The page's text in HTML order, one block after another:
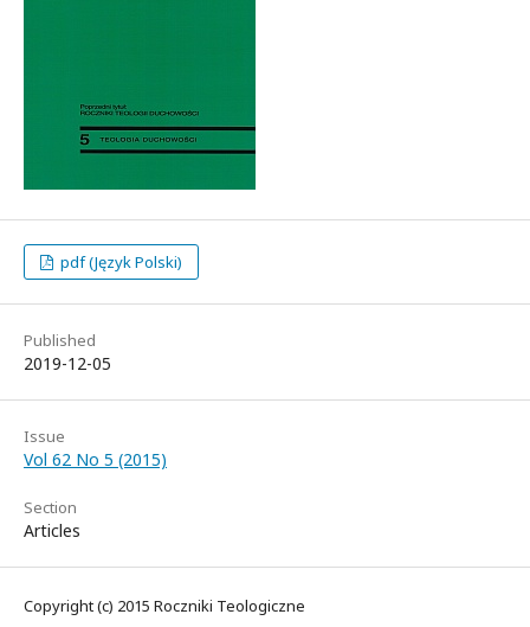
pdf (Język Polski)
Published
2019-12-05
Issue
Vol 62 No 5 (2015)
Section
Articles
Copyright (c) 2015 Roczniki Teologiczne